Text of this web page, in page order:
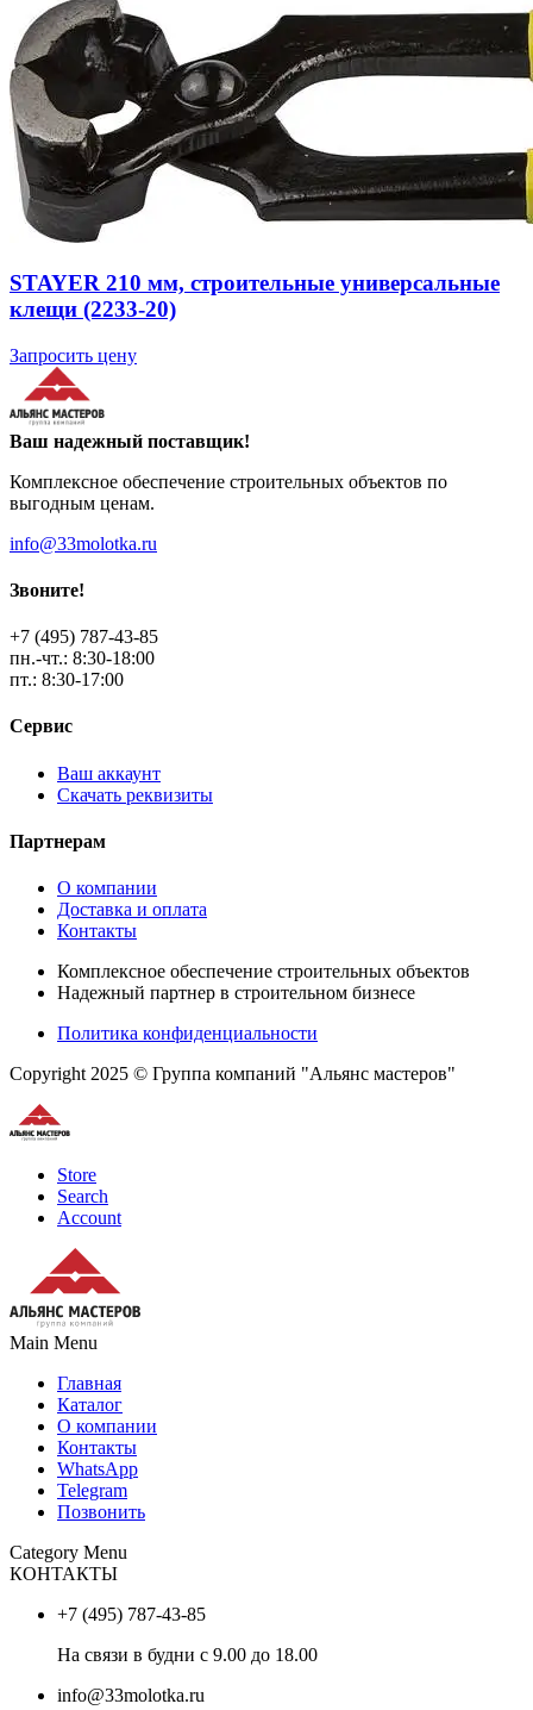
STAYER 210 мм, строительные универсальные
клещи (2233-20)
Запросить цену
Ваш надежный поставщик!
Комплексное обеспечение строительных объектов по
выгодным ценам.
info@33molotka.ru
Звоните!
+7 (495) 787-43-85
пн.-чт.: 8:30-18:00
пт.: 8:30-17:00
Сервис
Ваш аккаунт
Скачать реквизиты
Партнерам
О компании
Доставка и оплата
Контакты
Комплексное обеспечение строительных объектов
Надежный партнер в строительном бизнесе
Политика конфиденциальности
Copyright 2025 © Группа компаний "Альянс мастеров"
Store
Search
Account
Main Menu
Главная
Каталог
О компании
Контакты
WhatsApp
Telegram
Позвонить
Category Menu
КОНТАКТЫ
+7 (495) 787-43-85
На связи в будни с 9.00 до 18.00
info@33molotka.ru